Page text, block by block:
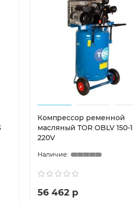
Компрессор ременной
масляный TOR OBLV 150-
220V
56 462 р